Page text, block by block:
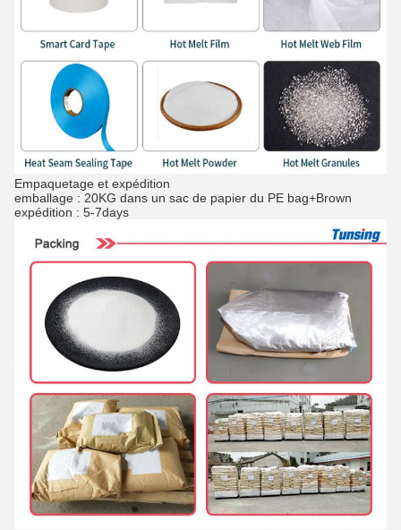
Empaquetage et expédition
emballage : 20KG dans un sac de papier du PE bag+Brown
expédition : 5-7days